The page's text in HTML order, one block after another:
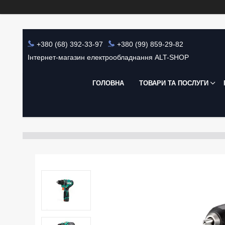
+380 (68) 392-33-97
+380 (99) 859-29-82
Інтернет-магазин електрообладнання ALT-SHOP
ГОЛОВНА ТОВАРИ ТА ПОСЛУГИ